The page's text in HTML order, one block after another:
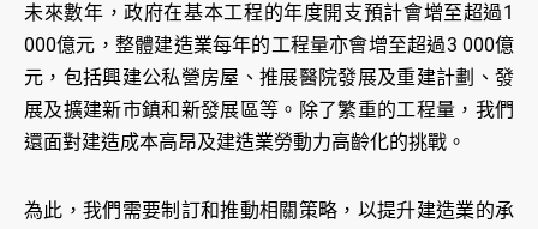
未來數年，政府在基本工程的年度開支預計會增至超過1
000億元，整體建造業每年的工程量亦會增至超過3 000億
元，包括興建公私營房屋、推展醫院發展及重建計劃、發
展及擴建新市鎮和新發展區等。除了繁重的工程量，我們
還面對建造成本高昂及建造業勞動力高齡化的挑戰。
為此，我們需要制訂和推動相關策略，以提升建造業的承